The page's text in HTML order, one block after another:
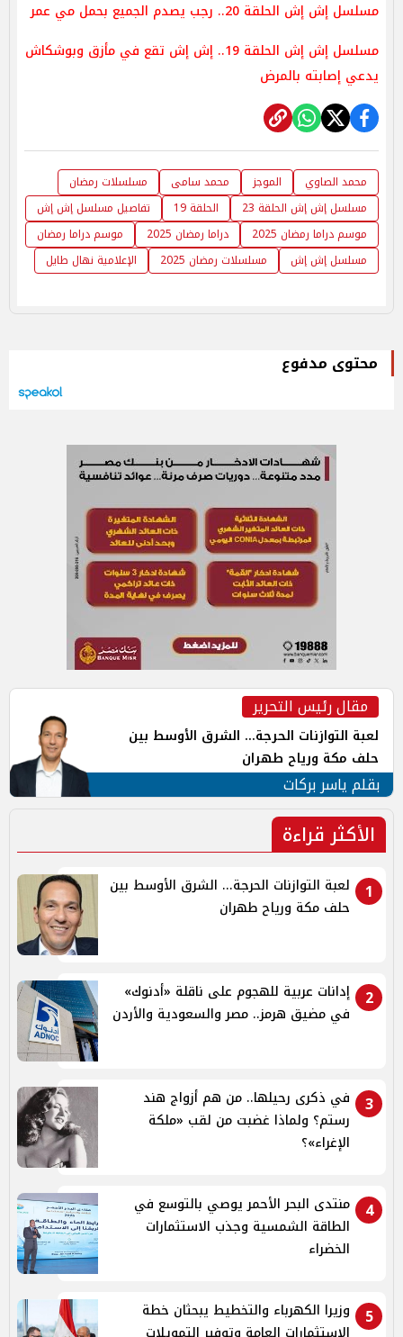
مسلسل إش إش الحلقة 20.. رجب يصدم الجميع بحمل مي عمر
مسلسل إش إش الحلقة 19.. إش إش تقع في مأزق وبوشكاش
يدعي إصابته بالمرض
محمد الصاوي الموجز محمد سامى
مسلسلات رمضان
مسلسل إش إش الحلقة 23
الحلقة 19
تفاصيل مسلسل إش إش
موسم دراما رمضان 2025
دراما رمضان 2025
موسم دراما رمضان
مسلسل إش إش
مسلسلات رمضان 2025 الإعلامية نهال طايل
محتوى مدفوع
مقال رئيس التحرير
لعبة التوازنات الحرجة... الشرق الأوسط بين
حلف مكة ورياح طهران
بقلم ياسر بركات
الأكثر قراءة
1
لعبة التوازنات الحرجة... الشرق الأوسط بين
حلف مكة ورياح طهران
2
إدانات عربية للهجوم على ناقلة «أدنوك»
في مضيق هرمز.. مصر والسعودية والأردن
3
في ذكرى رحيلها.. من هم أزواج هند
رستم؟ ولماذا غضبت من لقب «ملكة
الإغراء»؟
4
منتدى البحر الأحمر يوصي بالتوسع في
الطاقة الشمسية وجذب الاستثمارات
الخضراء
5
وزيرا الكهرباء والتخطيط يبحثان خطة